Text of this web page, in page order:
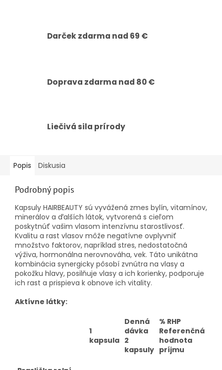
Darček zdarma nad 69 €
Doprava zdarma nad 80 €
Liečivá sila prírody
Popis Diskusia
Podrobný popis
Kapsuly HAIRBEAUTY sú vyvážená zmes bylín, vitamínov,
minerálov a ďalších látok, vytvorená s cieľom
poskytnúť vašim vlasom intenzívnu starostlivosť.
Kvalitu a rast vlasov môže negatívne ovplyvniť
množstvo faktorov, napríklad stres, nedostatočná
výživa, hormonálna nerovnováha, vek. Táto unikátna
kombinácia synergicky pôsobí zvnútra na vlasy a
pokožku hlavy, posilňuje vlasy a ich korienky, podporuje
ich rast a prispieva k obnove ich vitality.
Aktívne látky:
1
kapsula
Denná
dávka
2
kapsuly
% RHP
Referenčná
hodnota
príjmu